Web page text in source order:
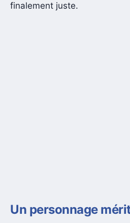
finalement juste.
Un personnage